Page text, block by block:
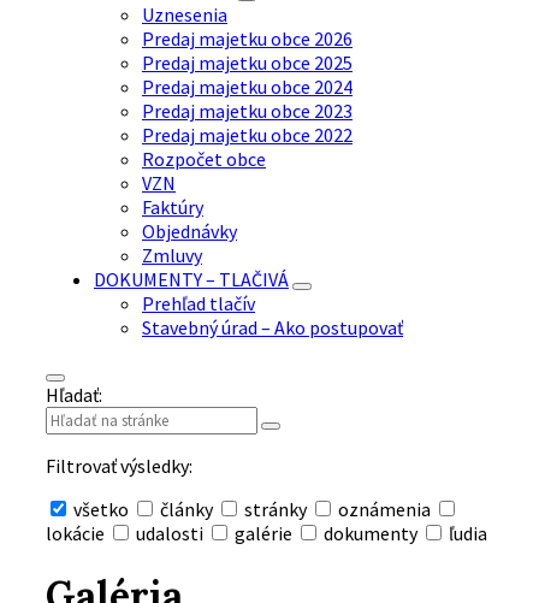
Uznesenia
Predaj majetku obce 2026
Predaj majetku obce 2025
Predaj majetku obce 2024
Predaj majetku obce 2023
Predaj majetku obce 2022
Rozpočet obce
VZN
Faktúry
Objednávky
Zmluvy
DOKUMENTY – TLAČIVÁ
Prehľad tlačív
Stavebný úrad – Ako postupovať
Hľadať:
Filtrovať výsledky:
všetko
články stránky
oznámenia
lokácie
udalosti galérie dokumenty ľudia
vyhľadávanie